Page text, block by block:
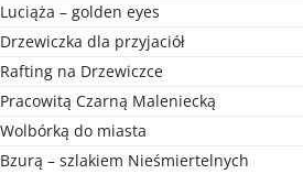
Luciąża – golden eyes
Drzewiczka dla przyjaciół
Rafting na Drzewiczce
Pracowitą Czarną Maleniecką
Wolbórką do miasta
Bzurą – szlakiem Nieśmiertelnych